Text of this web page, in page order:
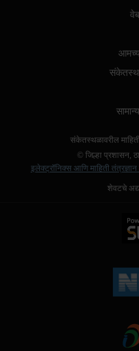
संकेतस्थळावरील
© जिल्हा प्रशासन,
इलेक्ट्रॉनिक्स आणि माहिती
शेवटचे